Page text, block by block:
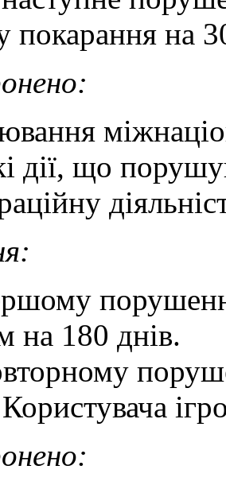
покарання на
дії, що
на 180 днів.